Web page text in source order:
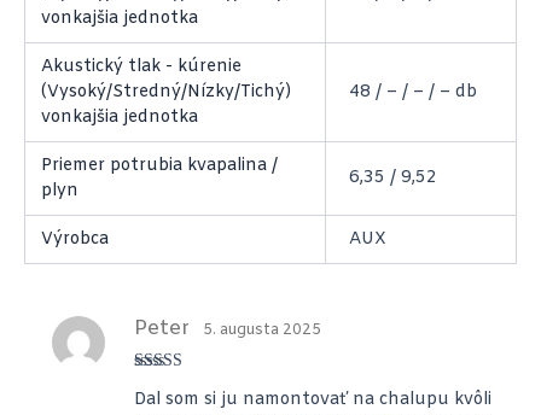
vonkajšia jednotka
Akustický tlak - kúrenie
(Vysoký/Stredný/Nízky/Tichý)
vonkajšia jednotka
48 / – / – / – db
Priemer potrubia kvapalina /
plyn
6,35 / 9,52
Výrobca AUX
5z 5
Peter 5. augusta 2025
Dal som si ju namontovať na chalupu kvôli